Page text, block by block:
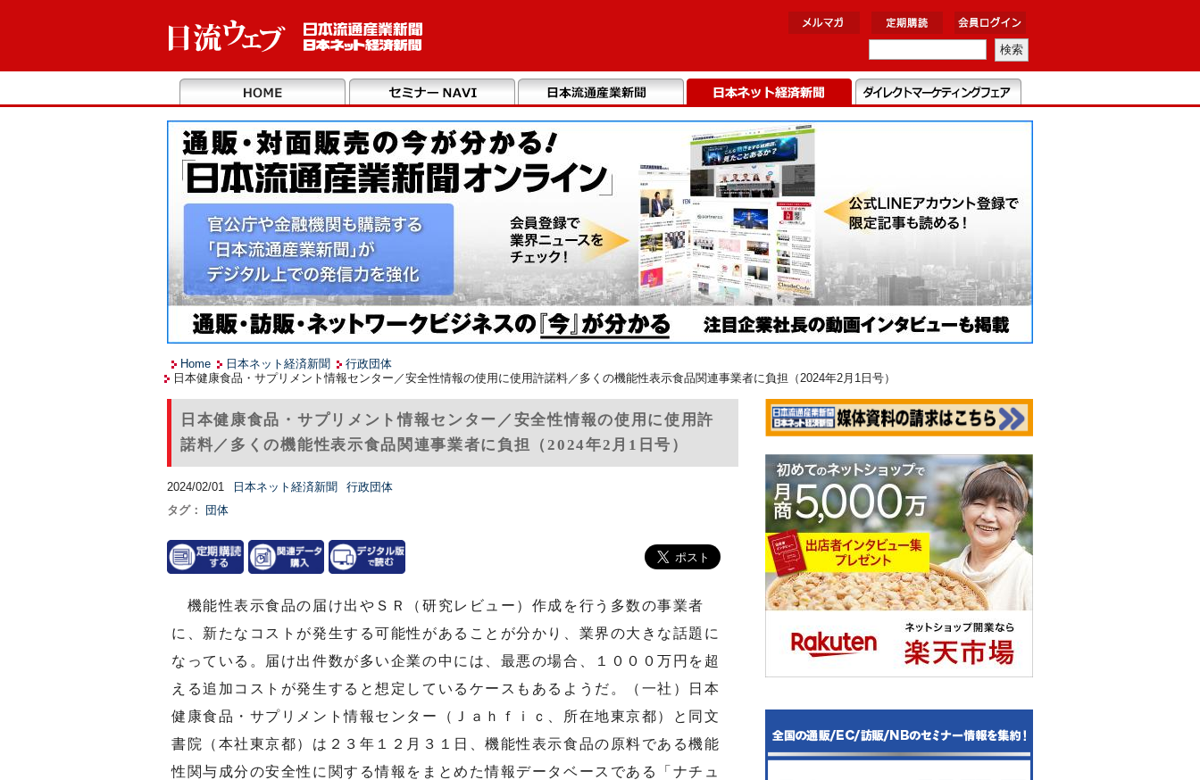
Home 日本ネット経済新聞
行政団体
日本健康食品・サプリメント情報センター／安全性情報の使用に使用許諾料／多くの機能性表示食品関連事業者に負担（2024年2月1日号）
日本健康食品・サプリメント情報センター／安全性情報の使用に使用許
諾料／多くの機能性表示食品関連事業者に負担（2024年2月1日号）
2024/02/01 日本ネット経済新聞
行政団体
タグ：
団体
機能性表示食品の届け出やＳＲ（研究レビュー）作成を行う多数の事業者
に、新たなコストが発生する可能性があることが分かり、業界の大きな話題に
なっている。届け出件数が多い企業の中には、最悪の場合、１０００万円を超
える追加コストが発生すると想定しているケースもあるようだ。（一社）日本
健康食品・サプリメント情報センター（Ｊａｈｆｉｃ、所在地東京都）と同文
書院（本社東京都）は２３年１２月３１日、機能性表示食品の原料である機能
性関与成分の安全性に関する情報をまとめた情報データベースである「ナチュ